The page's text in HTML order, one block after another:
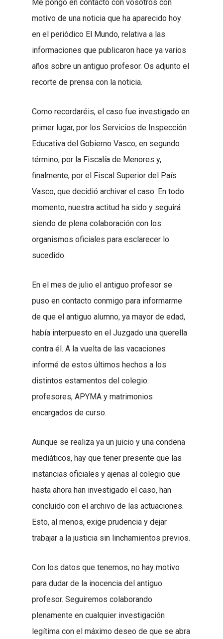
Me pongo en contacto con vosotros con
motivo de una noticia que ha aparecido hoy
en el periódico El Mundo, relativa a las
informaciones que publicaron hace ya varios
años sobre un antiguo profesor. Os adjunto el
recorte de prensa con la noticia.
Como recordaréis, el caso fue investigado en
primer lugar, por los Servicios de Inspección
Educativa del Gobierno Vasco; en segundo
término, por la Fiscalía de Menores y,
finalmente, por el Fiscal Superior del País
Vasco, que decidió archivar el caso. En todo
momento, nuestra actitud ha sido y seguirá
siendo de plena colaboración con los
organismos oficiales para esclarecer lo
sucedido.
En el mes de julio el antiguo profesor se
puso en contacto conmigo para informarme
de que el antiguo alumno, ya mayor de edad,
había interpuesto en el Juzgado una querella
contra él. A la vuelta de las vacaciones
informé de estos últimos hechos a los
distintos estamentos del colegio:
profesores, APYMA y matrimonios
encargados de curso.
Aunque se realiza ya un juicio y una condena
mediáticos, hay que tener presente que las
instancias oficiales y ajenas al colegio que
hasta ahora han investigado el caso, han
concluido con el archivo de las actuaciones.
Esto, al menos, exige prudencia y dejar
trabajar a la justicia sin linchamientos previos.
Con los datos que tenemos, no hay motivo
para dudar de la inocencia del antiguo
profesor. Seguiremos colaborando
plenamente en cualquier investigación
legítima con el máximo deseo de que se abra